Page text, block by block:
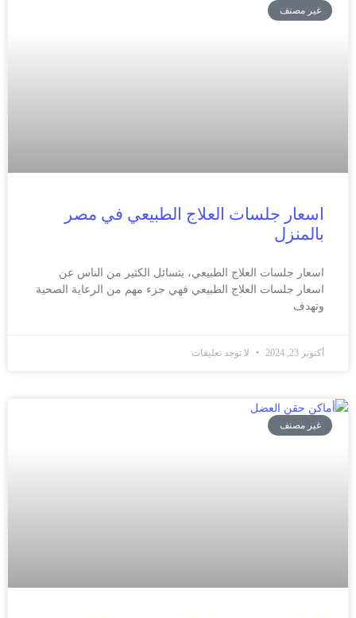
غير مصنف
اسعار جلسات العلاج الطبيعي في مصر
بالمنزل
اسعار جلسات العلاج الطبيعي، يتسائل الكثير من الناس عن
اسعار جلسات العلاج الطبيعي فهي جزء مهم من الرعاية الصحية
وتهدف
أكتوبر 23, 2024 لا توجد تعليقات
غير مصنف